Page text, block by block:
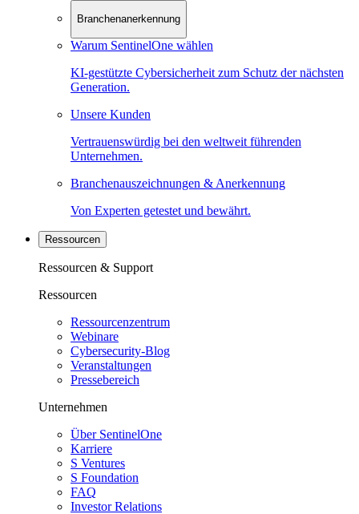
Branchenanerkennung
Warum SentinelOne wählen
KI-gestützte Cybersicherheit zum Schutz der nächsten
Generation.
Unsere Kunden
Vertrauenswürdig bei den weltweit führenden
Unternehmen.
Branchenauszeichnungen & Anerkennung
Von Experten getestet und bewährt.
Ressourcen
Ressourcen & Support
Ressourcen
Ressourcenzentrum
Webinare
Cybersecurity-Blog
Veranstaltungen
Pressebereich
Unternehmen
Über SentinelOne
Karriere
S Ventures
S Foundation
FAQ
Investor Relations